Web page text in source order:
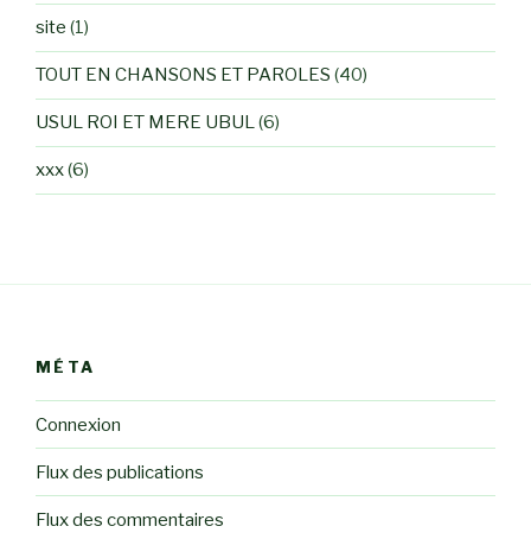
site (1)
TOUT EN CHANSONS ET PAROLES (40)
USUL ROI ET MERE UBUL(6)
xxx(6)
MÉTA
Connexion
Flux des publications
Flux des commentaires